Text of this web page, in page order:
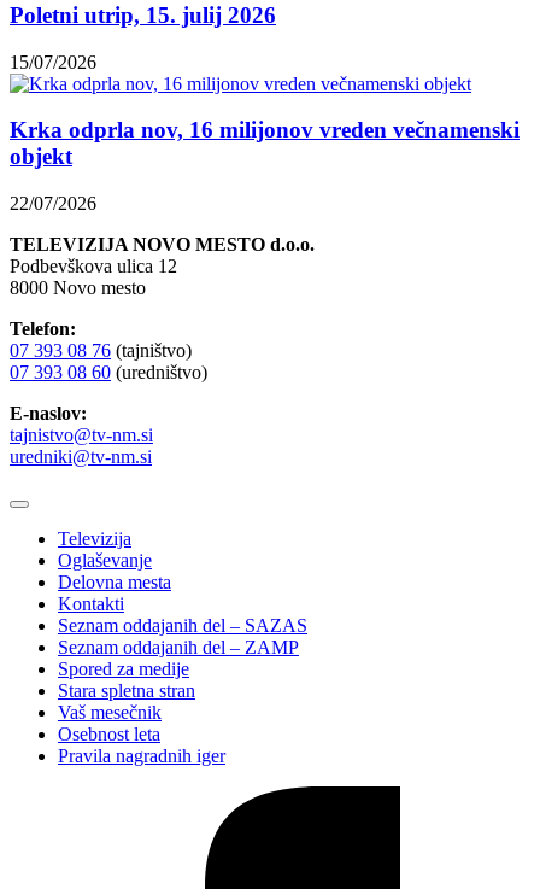
Poletni utrip, 15. julij 2026
15/07/2026
Krka odprla nov, 16 milijonov vreden večnamenski
objekt
22/07/2026
TELEVIZIJA NOVO MESTO d.o.o.
Podbevškova ulica 12
8000 Novo mesto
Telefon:
07 393 08 76 (tajništvo)
07 393 08 60 (uredništvo)
E-naslov:
tajnistvo@tv-nm.si
uredniki@tv-nm.si
Televizija
Oglaševanje
Delovna mesta
Kontakti
Seznam oddajanih del – SAZAS
Seznam oddajanih del – ZAMP
Spored za medije
Stara spletna stran
Vaš mesečnik
Osebnost leta
Pravila nagradnih iger